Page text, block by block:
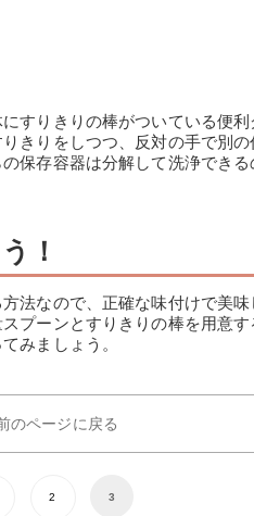
すりきりの棒がついている便
きりをしつつ、反対の手で別
保存容器は分解して洗浄でき
！
法なので、正確な味付けで美
プーンとすりきりの棒を用意
みましょう。
のページに戻る
2 3